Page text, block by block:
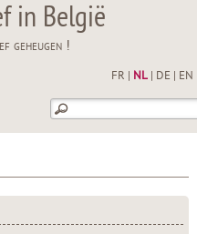
in België
geheugen !
FR NL| DE EN